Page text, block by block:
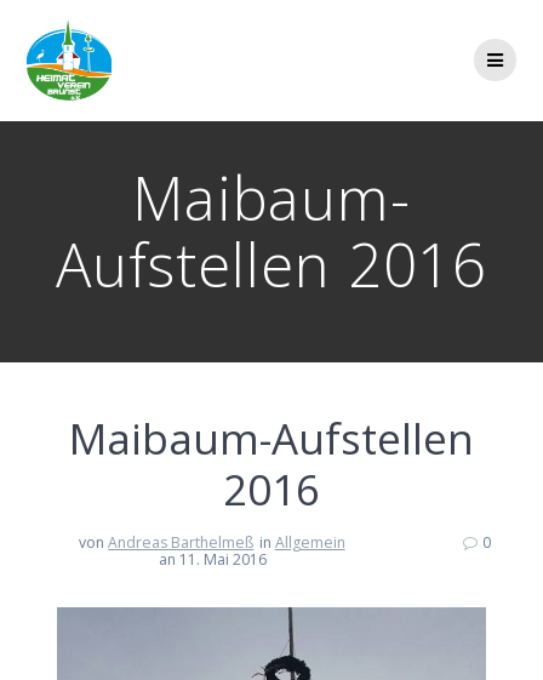
Maibaum-
Aufstellen 2016
Maibaum-Aufstellen
2016
vonAndreas Barthelmeß in Allgemein
an 11. Mai 2016
0